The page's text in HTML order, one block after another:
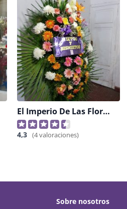
El Imperio De Las Flores
4,3 (4 valoraciones)
Sobre nosotros